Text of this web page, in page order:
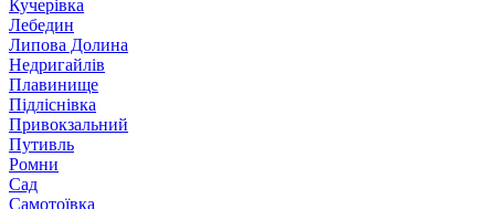
Кучерівка
Лебедин
Липова Долина
Недригайлів
Плавинище
Підліснівка
Привокзальний
Путивль
Ромни
Сад
Самотоївка